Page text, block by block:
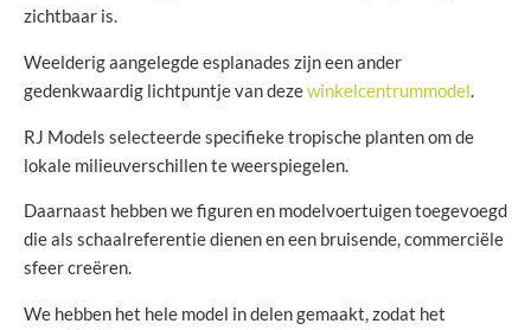
zichtbaar is.
Weelderig aangelegde esplanades zijn een ander
gedenkwaardig lichtpuntje van dezewinkelcentrummodel.
RJ Models selecteerde specifieke tropische planten om de
lokale milieuverschillen te weerspiegelen.
Daarnaast hebben we figuren en modelvoertuigen toegevoegd
die als schaalreferentie dienen en een bruisende, commerciële
sfeer creëren.
We hebben het hele model in delen gemaakt, zodat het